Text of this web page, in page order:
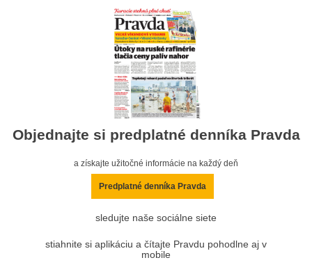
Objednajte si predplatné denníka Pravda
a získajte užitočné informácie na každý deň
Predplatné denníka Pravda
sledujte naše sociálne siete
stiahnite si aplikáciu a čítajte Pravdu pohodlne aj v
mobile